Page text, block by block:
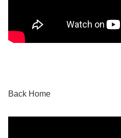
Back Home